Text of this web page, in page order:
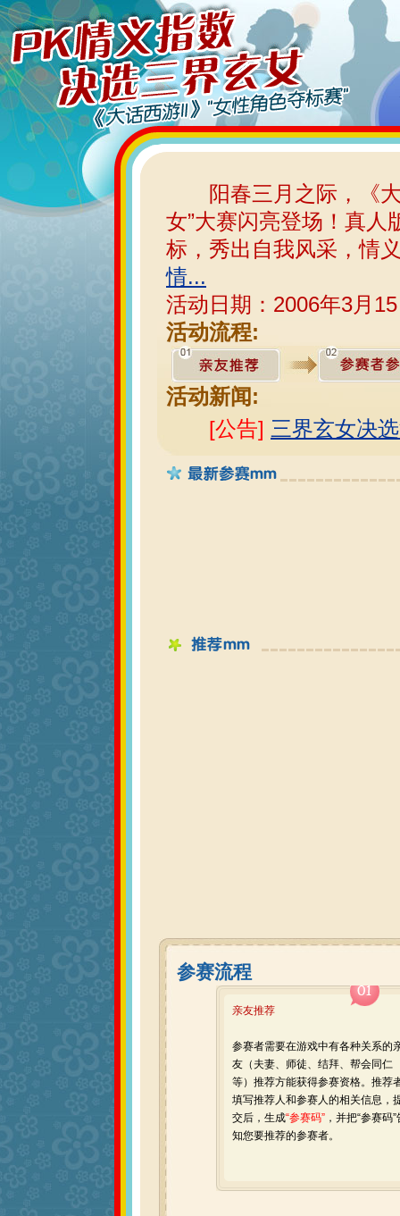
阳春三月之际，《大
女”大赛闪亮登场！真人
标，秀出自我风采，情
情...
活动日期：2006年3月
活动流程:
活动新闻:
[公告] 三界玄女决
参赛流程
亲友推荐
参赛者需要在游戏中有各种关系的
友（夫妻、师徒、结拜、帮会同仁
等）推荐方能获得参赛资格。推荐
填写推荐人和参赛人的相关信息，
交后，生成“参赛码” ，并把“参赛码”
知您要推荐的参赛者。